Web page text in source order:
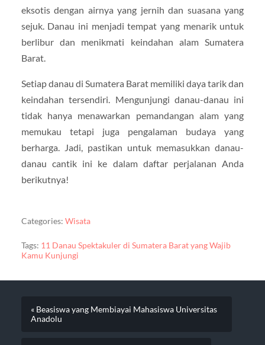
eksotis dengan airnya yang jernih dan suasana yang
sejuk. Danau ini menjadi tempat yang menarik untuk
berlibur dan menikmati keindahan alam Sumatera
Barat.
Setiap danau di Sumatera Barat memiliki daya tarik dan
keindahan tersendiri. Mengunjungi danau-danau ini
tidak hanya menawarkan pemandangan alam yang
memukau tetapi juga pengalaman budaya yang
berharga. Jadi, pastikan untuk memasukkan danau-
danau cantik ini ke dalam daftar perjalanan Anda
berikutnya!
Categories: Wisata
Tags: 11 Danau Spektakuler di Sumatera Barat yang Wajib
Kamu Kunjungi
« Beasiswa yang Membiayai Mahasiswa Universitas
Anadolu